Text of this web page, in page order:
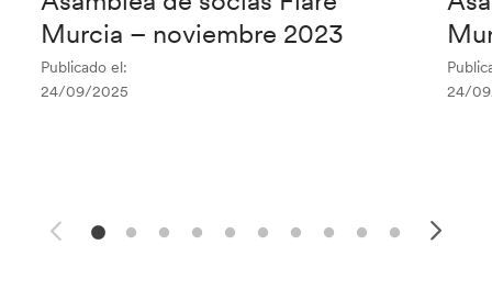
Murcia – noviembre 2023
Publicado el:
24/09/2025
24/